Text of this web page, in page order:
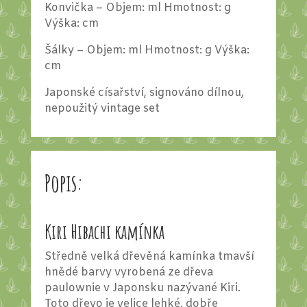
Konvička – Objem: ml Hmotnost: g
Výška: cm
Šálky – Objem: ml Hmotnost: g Výška:
cm
Japonské císařství, signováno dílnou,
nepoužitý vintage set
Popis:
Kiri Hibachi kamínka
Středně velká dřevěná kamínka tmavší
hnědé barvy vyrobená ze dřeva
paulownie v Japonsku nazývané Kiri.